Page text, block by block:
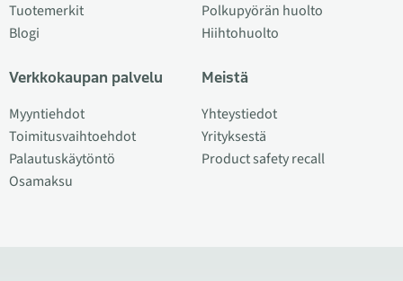
Tuotemerkit
Blogi
Verkkokaupan palvelu
Myyntiehdot
Toimitusvaihtoehdot
Palautuskäytöntö
Osamaksu
Polkupyörän huolto
Hiihtohuolto
Meistä
Yhteystiedot
Yrityksestä
Product safety recall